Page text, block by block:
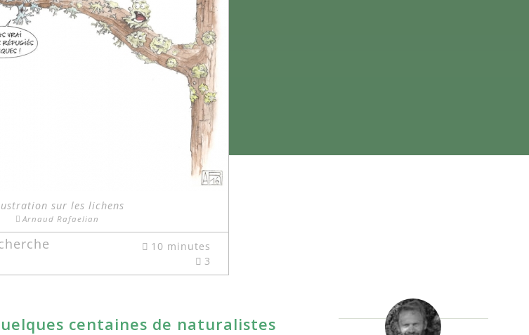
sur les lichens
Arnaud Rafaelian
10 minutes
3
centaines de naturalistes